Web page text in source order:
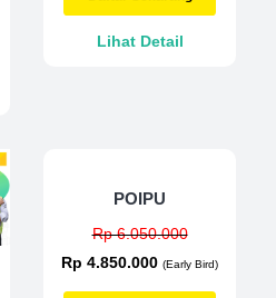
Lihat Detail
POIPU
Rp 6.050.000
Rp 4.850.000 (Early Bird)